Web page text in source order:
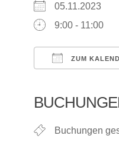
05.11.2023
9:00 - 11:00
ZUM
Buchungen